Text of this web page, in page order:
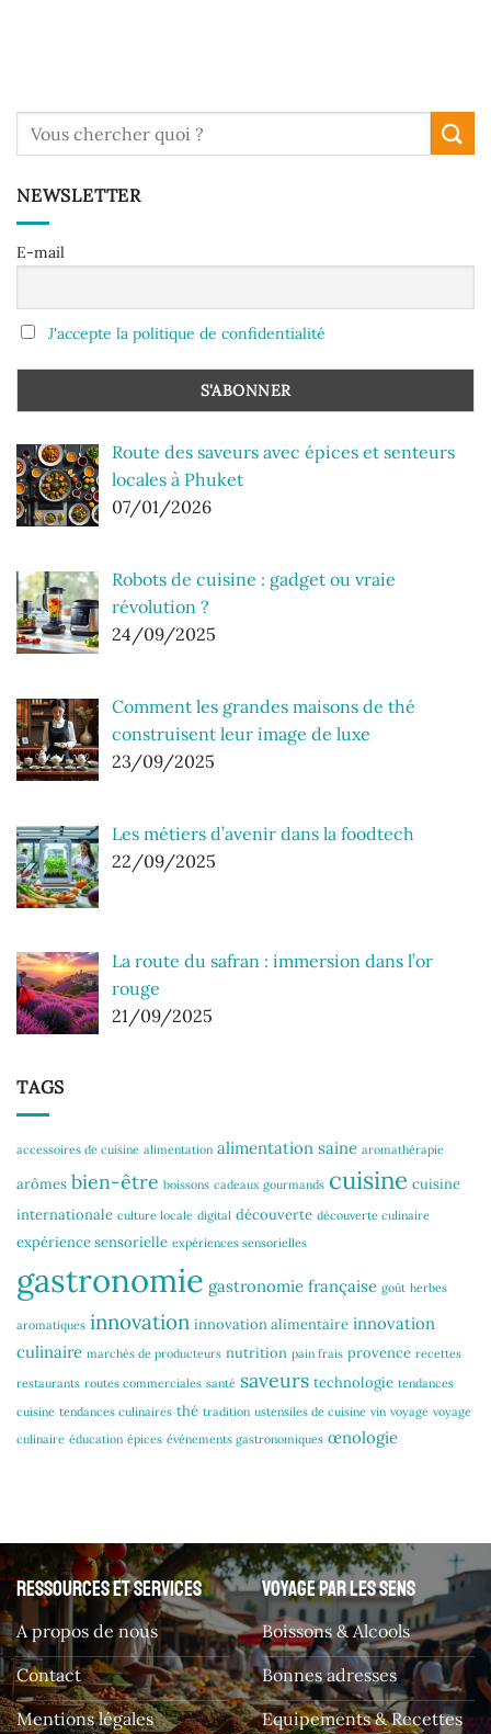
NEWSLETTER
E-mail
J'accepte la politique de confidentialité
Route des saveurs avec épices et senteurs
locales à Phuket
07/01/2026
Robots de cuisine : gadget ou vraie
révolution ?
24/09/2025
Comment les grandes maisons de thé
construisent leur image de luxe
23/09/2025
Les métiers d’avenir dans la foodtech
22/09/2025
La route du safran : immersion dans l’or
rouge
21/09/2025
TAGS
accessoires de cuisine alimentation alimentation saine aromathérapie
arômes bien-être boissons cadeaux gourmands cuisine cuisine
internationale culture locale digital découverte découverte culinaire
expérience sensorielle expériences sensorielles
gastronomie gastronomie française goût herbes
aromatiques innovation innovation alimentaire innovation
culinaire marchés de producteurs nutrition pain frais provence recettes
restaurants routes commerciales santé saveurs technologie tendances
cuisine tendances culinaires thé tradition ustensiles de cuisine vin voyage voyage
culinaire éducation épices événements gastronomiques œnologie
Ressources et services
A propos de nous
Contact
Mentions légales
Voyage par les sens
Boissons & Alcools
Bonnes adresses
Equipements & Recettes